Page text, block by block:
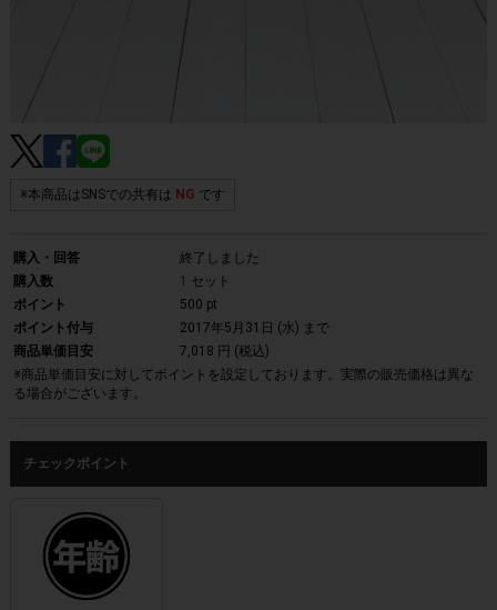
※本商品はSNSでの共有は NG です
購入・回答
終了しました
購入数
1 セット
ポイント
500 pt
ポイント付与
2017年5月31日 (水) まで
商品単価目安
7,018 円 (税込)
※商品単価目安に対してポイントを設定しております。実際の販売価格は異な
る場合がございます。
チェックポイント